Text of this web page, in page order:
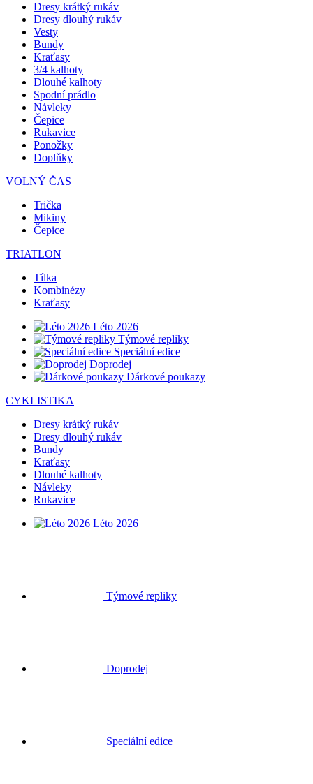
Dresy krátký rukáv
Dresy dlouhý rukáv
Vesty
Bundy
Kraťasy
3/4 kalhoty
Dlouhé kalhoty
Spodní prádlo
Návleky
Čepice
Rukavice
Ponožky
Doplňky
VOLNÝ ČAS
Trička
Mikiny
Čepice
TRIATLON
Tílka
Kombinézy
Kraťasy
Léto 2026
Týmové repliky
Speciální edice
Doprodej
Dárkové poukazy
CYKLISTIKA
Dresy krátký rukáv
Dresy dlouhý rukáv
Bundy
Kraťasy
Dlouhé kalhoty
Návleky
Rukavice
Léto 2026